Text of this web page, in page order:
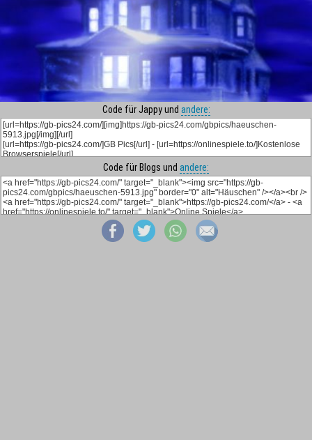
Code für Jappy und andere:
Code für Blogs und andere: